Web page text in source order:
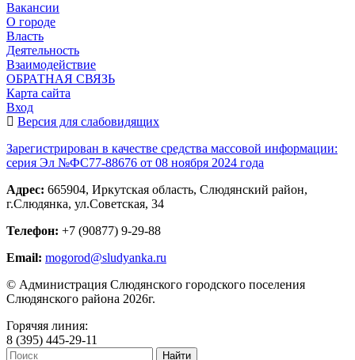
Вакансии
О городе
Власть
Деятельность
Взаимодействие
ОБРАТНАЯ СВЯЗЬ
Карта сайта
Вход
Версия для слабовидящих
Зарегистрирован в качестве средства массовой информации:
серия Эл №ФС77-88676 от 08 ноября 2024 года
Адрес: 665904, Иркутская область, Слюдянский район,
г.Слюдянка, ул.Советская, 34
Телефон: +7 (90877) 9-29-88
Email: mogorod@sludyanka.ru
© Администрация Слюдянского городского поселения
Слюдянского района 2026г.
Горячяя линия:
8 (395) 445-29-11